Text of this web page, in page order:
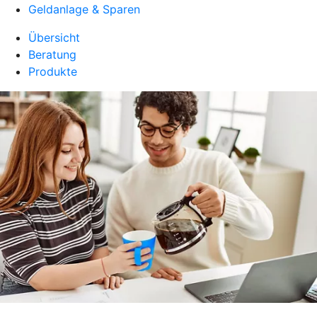
Geldanlage & Sparen
Übersicht
Beratung
Produkte